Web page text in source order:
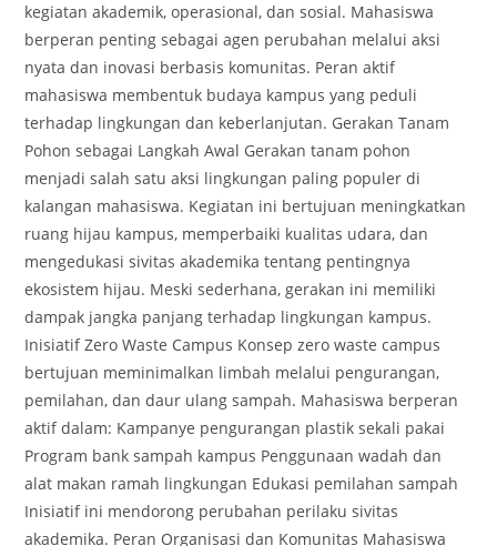
kegiatan akademik, operasional, dan sosial. Mahasiswa
berperan penting sebagai agen perubahan melalui aksi
nyata dan inovasi berbasis komunitas. Peran aktif
mahasiswa membentuk budaya kampus yang peduli
terhadap lingkungan dan keberlanjutan. Gerakan Tanam
Pohon sebagai Langkah Awal Gerakan tanam pohon
menjadi salah satu aksi lingkungan paling populer di
kalangan mahasiswa. Kegiatan ini bertujuan meningkatkan
ruang hijau kampus, memperbaiki kualitas udara, dan
mengedukasi sivitas akademika tentang pentingnya
ekosistem hijau. Meski sederhana, gerakan ini memiliki
dampak jangka panjang terhadap lingkungan kampus.
Inisiatif Zero Waste Campus Konsep zero waste campus
bertujuan meminimalkan limbah melalui pengurangan,
pemilahan, dan daur ulang sampah. Mahasiswa berperan
aktif dalam: Kampanye pengurangan plastik sekali pakai
Program bank sampah kampus Penggunaan wadah dan
alat makan ramah lingkungan Edukasi pemilahan sampah
Inisiatif ini mendorong perubahan perilaku sivitas
akademika. Peran Organisasi dan Komunitas Mahasiswa